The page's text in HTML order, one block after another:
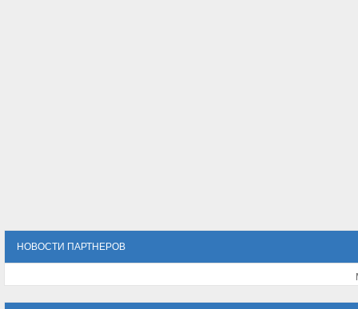
НОВОСТИ ПАРТНЕРОВ